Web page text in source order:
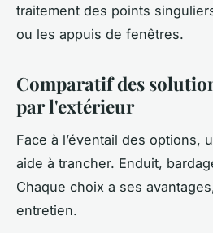
traitement des points
ou les appuis de fenêtres.
Comparatif des
par l'extérieur
Face à l’éventail des options,
aide à trancher. Enduit,
Chaque choix a ses
entretien.